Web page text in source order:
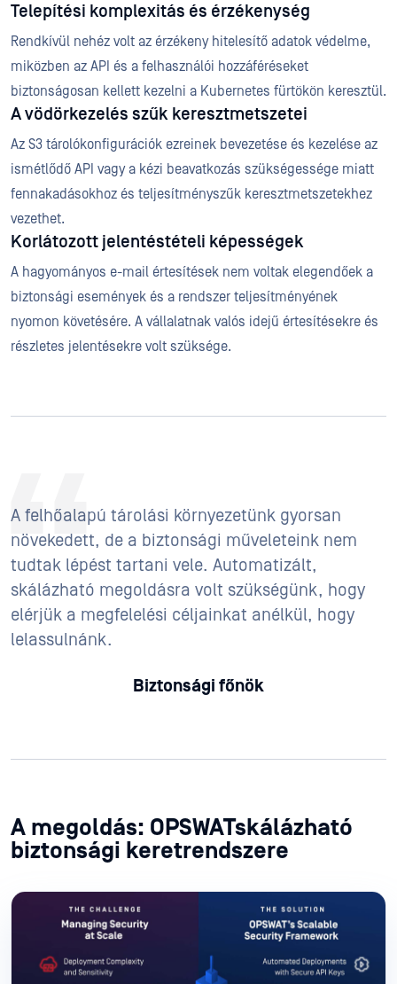
Telepítési komplexitás és érzékenység
Rendkívül nehéz volt az érzékeny hitelesítő adatok védelme,
miközben az API és a felhasználói hozzáféréseket
biztonságosan kellett kezelni a Kubernetes fürtökön keresztül.
A vödörkezelés szűk keresztmetszetei
Az S3 tárolókonfigurációk ezreinek bevezetése és kezelése az
ismétlődő API vagy a kézi beavatkozás szükségessége miatt
fennakadásokhoz és teljesítményszűk keresztmetszetekhez
vezethet.
Korlátozott jelentéstételi képességek
A hagyományos e-mail értesítések nem voltak elegendőek a
biztonsági események és a rendszer teljesítményének
nyomon követésére. A vállalatnak valós idejű értesítésekre és
részletes jelentésekre volt szüksége.
A felhőalapú tárolási környezetünk gyorsan
növekedett, de a biztonsági műveleteink nem
tudtak lépést tartani vele. Automatizált,
skálázható megoldásra volt szükségünk, hogy
elérjük a megfelelési céljainkat anélkül, hogy
lelassulnánk.
Biztonsági főnök
A megoldás: OPSWATskálázható
biztonsági keretrendszere